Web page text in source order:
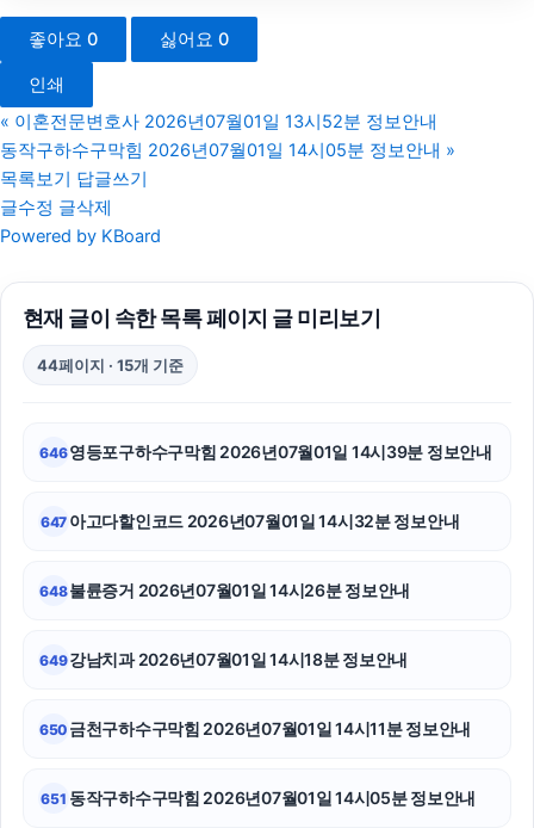
구로구하수구막힘
신용카드현금화
부산휴대폰성지
광진구하수구막힘
수원흥신소
폰테크
좋아요 0 싫어요 0
인쇄
« 이혼전문변호사 2026년07월01일 13시52분 정보안내
동작구하수구막힘 2026년07월01일 14시05분 정보안내 »
목록보기 답글쓰기
글수정 글삭제
Powered by KBoard
현재 글이 속한 목록 페이지 글 미리보기
44페이지 · 15개 기준
646영등포구하수구막힘 2026년07월01일 14시39분 정보안내
647 아고다할인코드 2026년07월01일 14시32분 정보안내
648불륜증거 2026년07월01일 14시26분 정보안내
649강남치과 2026년07월01일 14시18분 정보안내
650 금천구하수구막힘 2026년07월01일 14시11분 정보안내
651 동작구하수구막힘 2026년07월01일 14시05분 정보안내